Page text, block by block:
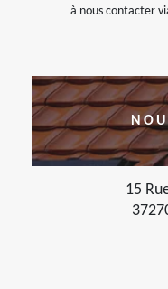
à nous contacter
15